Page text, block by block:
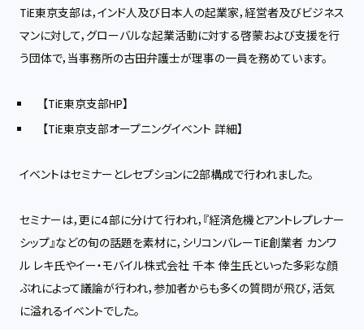
TiE東京支部は，インド人及び日本人の起業家，経営者及びビジネス
マンに対して，グローバルな起業活動に対する啓蒙および支援を行
う団体で，当事務所の古田弁護士が理事の一員を務めています。
【TiE東京支部HP】
【TiE東京支部オープニングイベント 詳細】
イベントはセミナーとレセプションに2部構成で行われました。
セミナーは，更に4部に分けて行われ，『経済危機とアントレプレナー
シップ』などの旬の話題を素材に，シリコンバレーTiE創業者 カンワ
ル レキ氏やイー・モバイル株式会社 千本 倖生氏といった多彩な顔
ぶれによって議論が行われ，参加者からも多くの質問が飛び，活気
に溢れるイベントでした。